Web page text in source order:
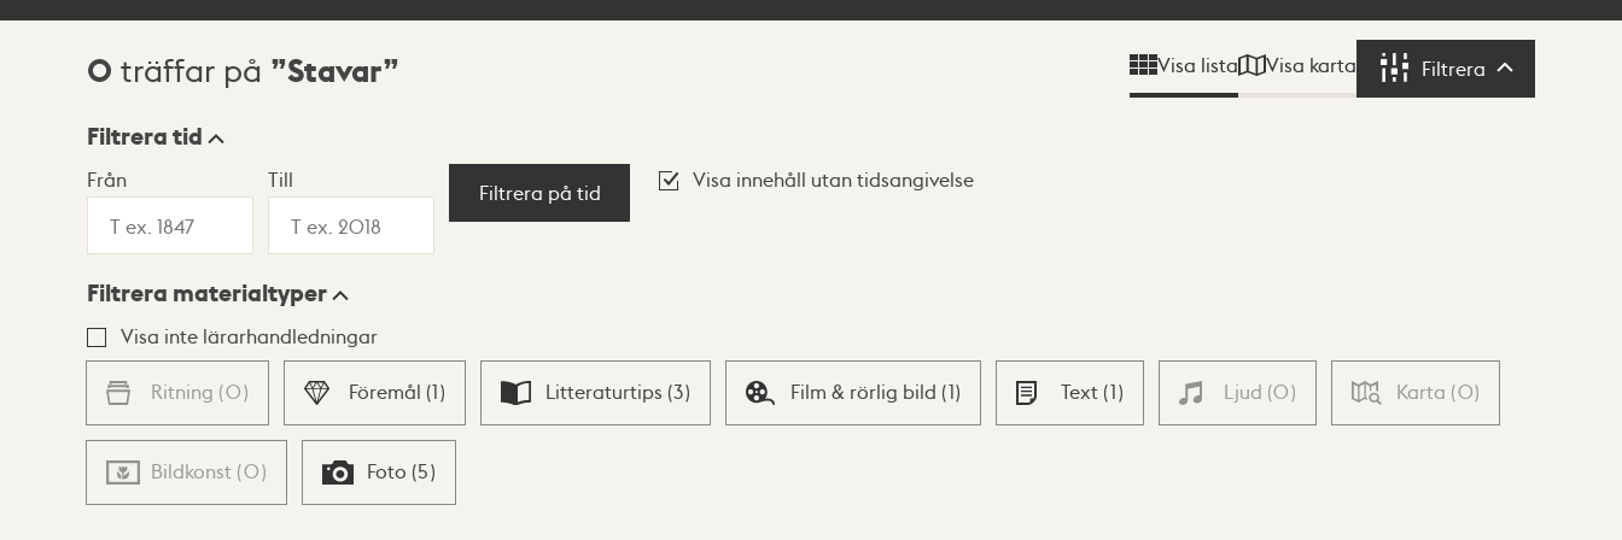
Sökresultat
0 träffar på Stavar Visa lista Visa karta Filtrera Filtrera
Visningsläge
Lista Karta
Filtrera tid
Från Till
Filtrera på tid
Visa innehåll utan tidsangivelse
Filtrera materialtyper
Visa inte lärarhandledningar
Ritning (0) Föremål (1) Litteraturtips (3) Film & rörlig bild (1) Text (1) Ljud (0) Karta (0)
Bildkonst (0) Foto (5)